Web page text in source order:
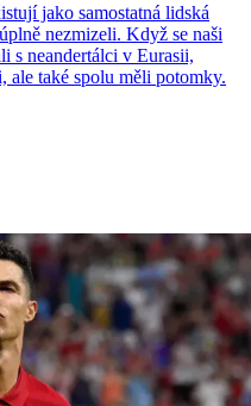
jako samostatná lidská
nezmizeli. Když se naši
s neandertálci v Eurasii,
ale také spolu měli potomky.